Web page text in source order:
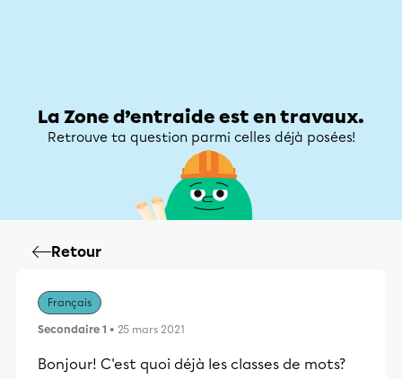
La Zone d’entraide est en travaux.
Retrouve ta question parmi celles déjà posées!
Retour
Français
Secondaire 1 • 25 mars 2021
Bonjour! C'est quoi déjà les classes de mots?